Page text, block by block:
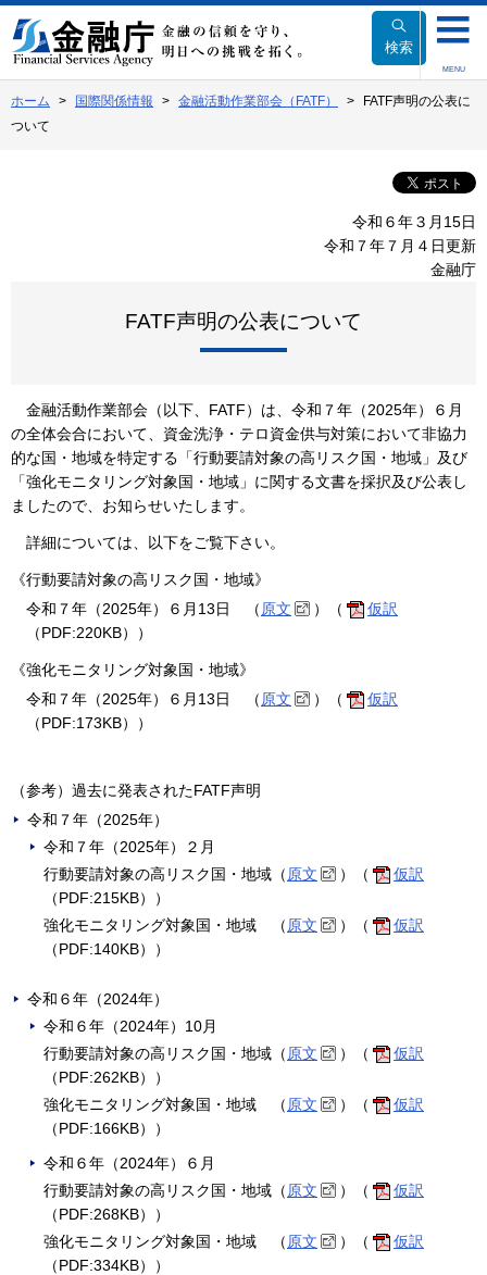
文
へ
動
検索
MENU
ホーム 国際関係情報 金融活動作業部会（FATF）
FATF声明の公表に
ついて
令和６年３月15日
令和７年７月４日更新
金融庁
FATF声明の公表について
金融活動作業部会（以下、FATF）は、令和７年（2025年）６月
の全体会合において、資金洗浄・テロ資金供与対策において非協力
的な国・地域を特定する「行動要請対象の高リスク国・地域」及び
「強化モニタリング対象国・地域」に関する文書を採択及び公表し
ましたので、お知らせいたします。
詳細については、以下をご覧下さい。
《行動要請対象の高リスク国・地域》
令和７年（2025年）６月13日 （ 原文 ）（
仮訳
（PDF:220KB））
《強化モニタリング対象国・地域》
令和７年（2025年）６月13日 （ 原文 ）（
仮訳
（PDF:173KB））
（参考）過去に発表されたFATF声明
令和７年（2025年）
令和７年（2025年）２月
行動要請対象の高リスク国・地域（ 原文 ）（
仮訳
（PDF:215KB））
強化モニタリング対象国・地域 （ 原文 ）（
仮訳
（PDF:140KB））
令和６年（2024年）
令和６年（2024年）10月
行動要請対象の高リスク国・地域（ 原文 ）（
仮訳
（PDF:262KB））
強化モニタリング対象国・地域 （ 原文 ）（
仮訳
（PDF:166KB））
令和６年（2024年）６月
行動要請対象の高リスク国・地域（ 原文 ）（
仮訳
（PDF:268KB））
強化モニタリング対象国・地域 （ 原文 ）（
仮訳
（PDF:334KB））